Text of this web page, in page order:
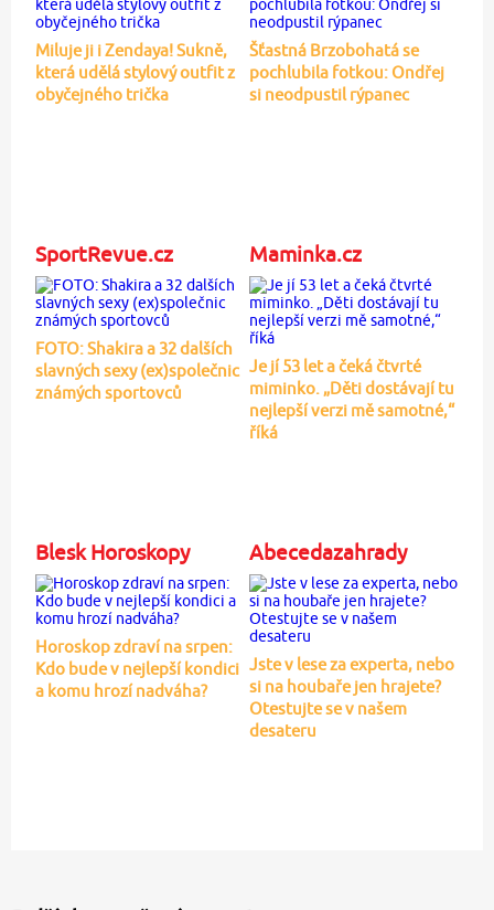
Miluje ji i Zendaya! Sukně,
která udělá stylový outfit z
obyčejného trička
Šťastná Brzobohatá se
pochlubila fotkou: Ondřej
si neodpustil rýpanec
SportRevue.cz
FOTO: Shakira a 32 dalších
slavných sexy (ex)společnic
známých sportovců
Maminka.cz
Je jí 53 let a čeká čtvrté
miminko. „Děti dostávají tu
nejlepší verzi mě samotné,“
říká
Blesk Horoskopy
Horoskop zdraví na srpen:
Kdo bude v nejlepší kondici
a komu hrozí nadváha?
Abecedazahrady
Jste v lese za experta, nebo
si na houbaře jen hrajete?
Otestujte se v našem
desateru